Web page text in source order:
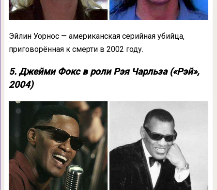
Эйлин Уорнос — американская серийная убийца,
приговорённая к смерти в 2002 году.
5. Джейми Фокс в роли Рэя Чарльза («Рэй»,
2004)